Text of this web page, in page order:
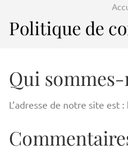
Politique de
Qui
L’adresse de notre site est